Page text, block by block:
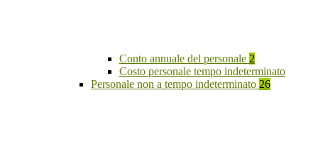
Conto annuale del personale 2
Costo personale tempo indeterminato
Personale non a tempo indeterminato 26